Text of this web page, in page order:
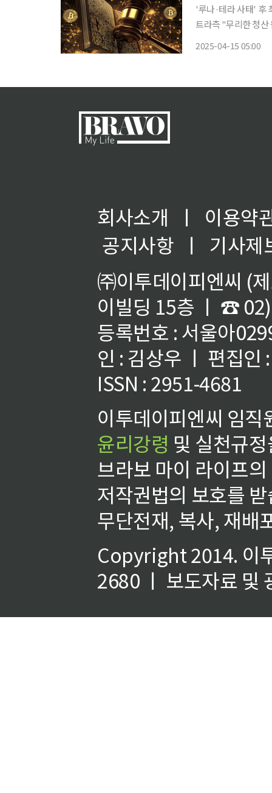
'루나·테라 사태' 후 최악 붕괴 새벽 시간대 폭락 50억달러↓
트라측 "무리한 청산
2025-04-15 05:00
회사소개 ㅣ
이용약
공지사항
ㅣ
기사제
㈜이투데이피엔씨 (
이빌딩 15층 ㅣ ☎
등록번호 : 서울아
인 : 김상우 ㅣ 편집인
ISSN : 2951-4681
이투데이피엔씨 임
윤리강령 및 실천규
브라보 마이 라이프
저작권법의 보호를
무단전재, 복사, 재배
Copyright 2014. 이
2680 ㅣ 보도자료